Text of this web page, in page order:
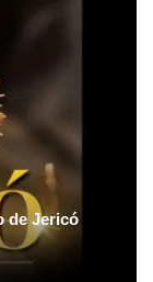
de Jericó